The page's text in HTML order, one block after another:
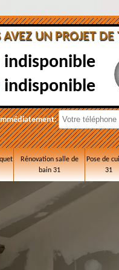
AVEZ UN PROJET DE
indisponible
indisponible
Rénovation salle de
bain 31
Pose de
31